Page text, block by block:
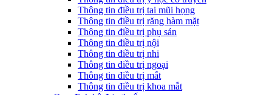
Thông tin điều trị tai mũi họng
Thông tin điều trị răng hàm mặt
Thông tin điều trị phụ sản
Thông tin điều trị nội
Thông tin điều trị nhi
Thông tin điều trị ngoại
Thông tin điều trị mắt
Thông tin điều trị khoa mắt